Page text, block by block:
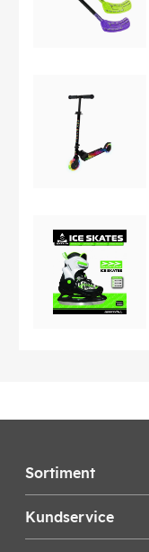
Sortiment
Kundservice